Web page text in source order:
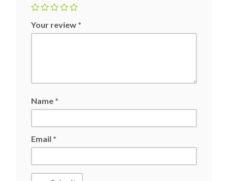
Your review *
Name *
Email *